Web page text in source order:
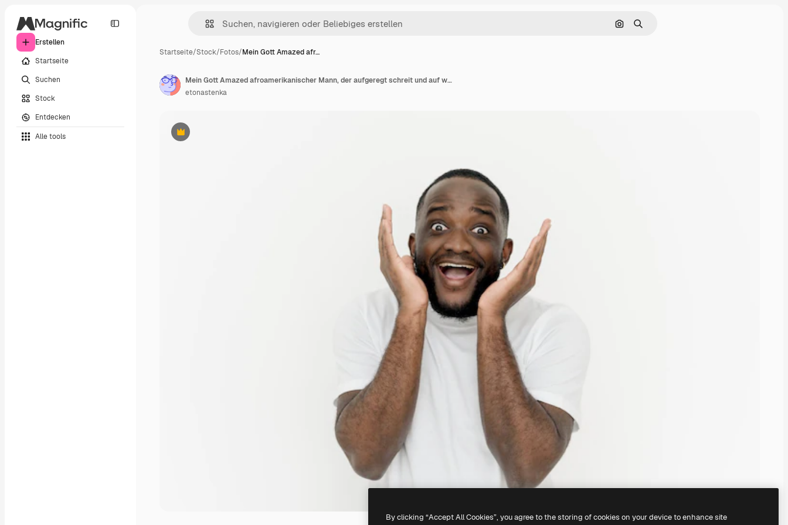
Erstellen
Startseite
Suchen
Stock
Entdecken
Alle tools
Nach Bild suchen
Suchen
Startseite/Stock/Fotos/Mein Gott Amazed afr…
Premium
Mein Gott Amazed afroamerikanischer Mann, der aufgeregt schreit und auf weißem Hintergrund in die Kamera blickt Ein schwarzer junger Mann gestikuliert mit seinen Händen und drückt Positivität und Freude aus, nachdem er die guten Nachrichten gehört hat
etonastenka
By clicking “Accept All Cookies”, you agree to the storing of cookies on your device to enhance site